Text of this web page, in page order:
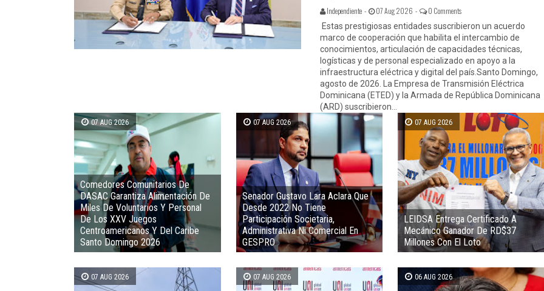
Independiente - 07 Aug 2026 - 0 Comments
Estas prestigiosas entidades suscribieron un acuerdo
marco de cooperación que habilita el intercambio de
conocimientos, articulación de capacidades técnicas,
logísticas y de personal especializado en apoyo a la
infraestructura eléctrica y digital del país.Santo Domingo,
agosto de 2026. La Empresa de Transmisión Eléctrica
Dominicana (ETED) y la Armada de República Dominicana
(ARD) suscribieron...
07 AUG 2026
Comedores Comunitarios De
DASAC Garantiza Alimentación De
Miles De Voluntarios Y Personal
De Los XXV Juegos
Centroamericanos Y Del Caribe
Santo Domingo 2026
07 AUG 2026
Senador Gustavo Lara Aclara Que
Desde 2022 No Tiene
Participación Societaria,
Administrativa Ni Comercial En
GESPRO
07 AUG 2026
LEIDSA Entrega Certificado A
Mecánico Ganador De RD$37
Millones Con El Loto
07 AUG 2026 07 AUG 2026 06 AUG 2026